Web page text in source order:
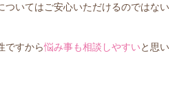
ついてはご安心いただけるのではない
ですから悩み事も相談しやすいと思い